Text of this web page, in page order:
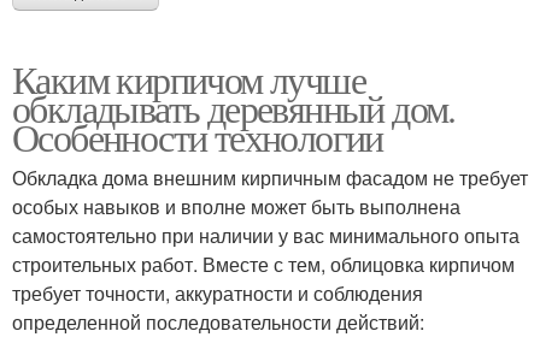
Каким кирпичом лучше
обкладывать деревянный дом.
Особенности технологии
Обкладка дома внешним кирпичным фасадом не требует
особых навыков и вполне может быть выполнена
самостоятельно при наличии у вас минимального опыта
строительных работ. Вместе с тем, облицовка кирпичом
требует точности, аккуратности и соблюдения
определенной последовательности действий: